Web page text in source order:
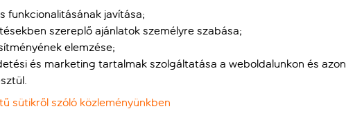
funkcionalitásának javítása;
szereplő ajánlatok személyre szabása;
elemzése;
és marketing tartalmak szolgáltatása a weboldalunkon és azon
sütikről szóló közleményünkben